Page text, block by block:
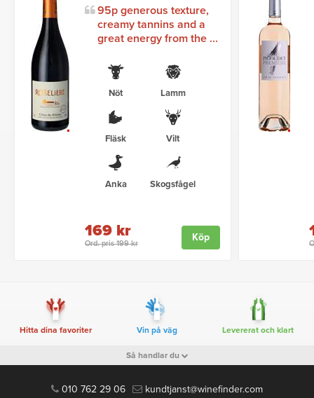
95p generous texture,
creamy tannins and a
great energy from the ...
Nöt Lamm
Fläsk Vilt
Anka Skogsfågel
Ord. pris 199 kr
169 kr Köp
Hitta dina favoriter Vin på väg Levererat och klart
Så handlar du
010 762 29 06 kundtjanst@winefinder.com